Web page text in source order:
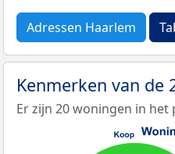
Adressen Haarlem
Kenmerken van de
Er zijn 20 woningen in het